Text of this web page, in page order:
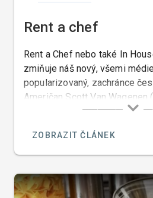
Rent a chef
Rent a Chef nebo také In
zmiňuje náš nový, všemi
popularizovaný, zachránce
Američan Scott Van Wagenen
CANTINA) je kuchař, kterého
privátní kuchyni, ve vašem
zařízení, z vámi vybraných
božíhodovém porcelánu.
ZOBRAZIT ČLÁNEK